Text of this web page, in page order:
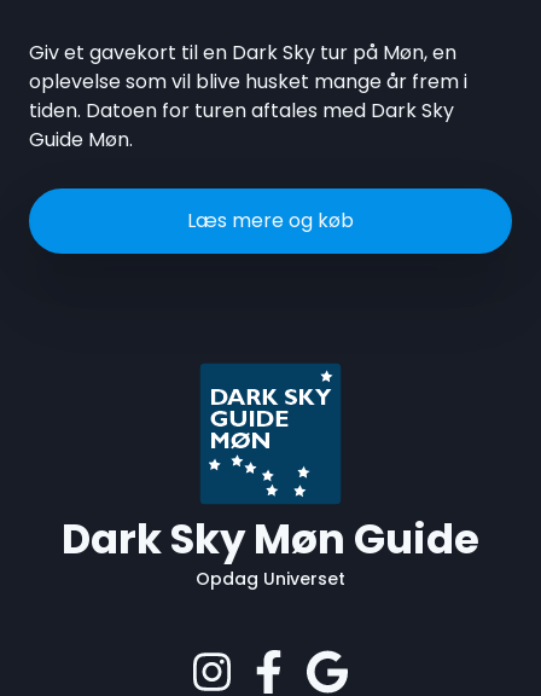
Giv et gavekort til en Dark Sky tur på Møn, en
oplevelse som vil blive husket mange år frem i
tiden. Datoen for turen aftales med Dark Sky
Guide Møn.
Læs mere og køb
Dark Sky Møn Guide
Opdag Universet